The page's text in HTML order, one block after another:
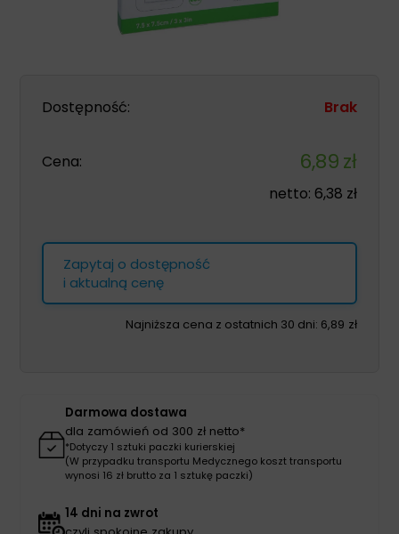
Dostępność: Brak
Cena: 6,89zł
netto: 6,38 zł
Zapytaj o dostępność
i aktualną cenę
Najniższa cena z ostatnich 30 dni: 6,89 zł
Darmowa dostawa
dla zamówień od 300 zł netto*
*Dotyczy 1 sztuki paczki kurierskiej
(W przypadku transportu Medycznego koszt transportu
wynosi 16 zł brutto za 1 sztukę paczki)
14 dni na zwrot